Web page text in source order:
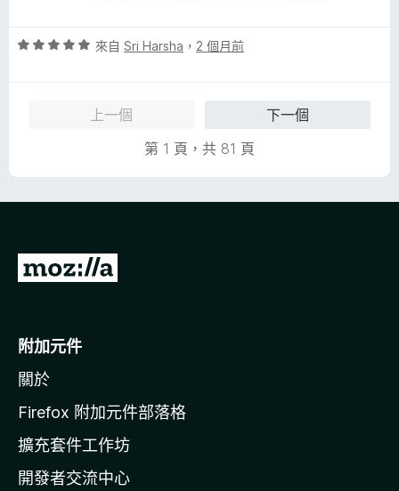
分
評
來自 Sri Harsha ， 2 個月前
上一個
下一個
第 1 頁，共 81 頁
前
o
i
l
a
官
附加元件
關於
Firefox 附加元件部落格
擴充套件工作坊
開發者交流中心